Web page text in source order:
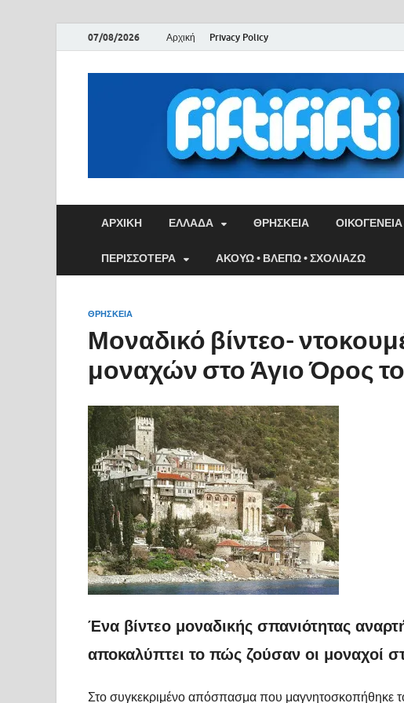
07/08/2026 Αρχική Privacy Policy
ΑΡΧΙΚΉ ΕΛΛΑΔΑ ΘΡΗΣΚΕΙΑ ΟΙΚΟΓΕΝΕΙΑ
ΠΕΡΙΣΣΟΤΕΡΑ ΑΚΟΥΩ • ΒΛΕΠΩ • ΣΧΟΛΙΑΖΩ
ΘΡΗΣΚΕΙΑ
Μοναδικό βίντεο-
μοναχών στο Άγιο Όρος
Ένα βίντεο μοναδικής σπανιότητας
αποκαλύπτει το πώς ζούσαν οι μοναχοί
Στο συγκεκριμένο απόσπασμα που μαγνητοσκοπήθηκε